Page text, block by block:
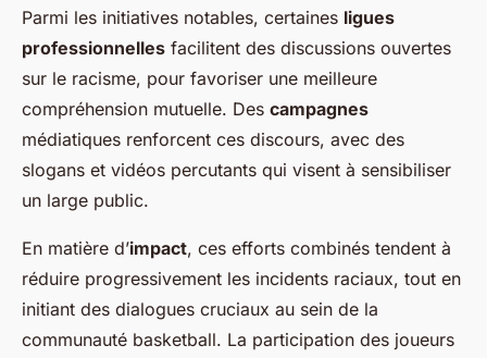
Parmi les initiatives notables, certaines ligues
professionnelles facilitent des discussions ouvertes
sur le racisme, pour favoriser une meilleure
compréhension mutuelle. Des campagnes
médiatiques renforcent ces discours, avec des
slogans et vidéos percutants qui visent à sensibiliser
un large public.
En matière d’impact, ces efforts combinés tendent à
réduire progressivement les incidents raciaux, tout en
initiant des dialogues cruciaux au sein de la
communauté basketball. La participation des joueurs